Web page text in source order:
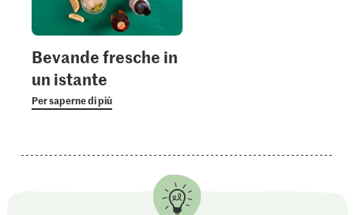
Bevande fresche in
un istante
Per saperne di più